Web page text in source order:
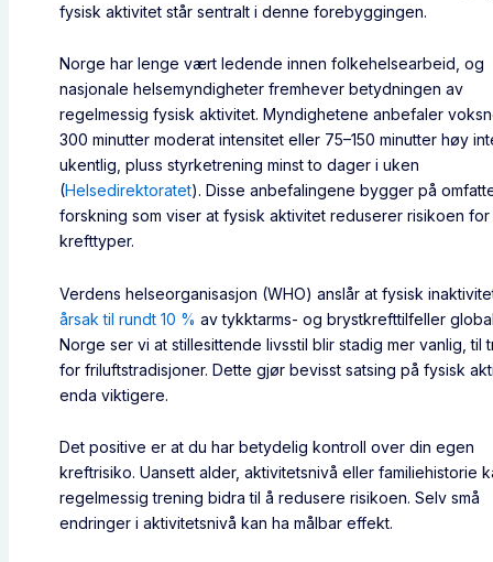
fysisk aktivitet står sentralt i denne forebyggingen.
Norge har lenge vært ledende innen folkehelsearbeid, og
nasjonale helsemyndigheter fremhever betydningen av
regelmessig fysisk aktivitet. Myndighetene anbefaler
300 minutter moderat intensitet eller 75–150 minutter høy
ukentlig, pluss styrketrening minst to dager i uken
(Helsedirektoratet). Disse anbefalingene bygger på
forskning som viser at fysisk aktivitet reduserer risikoen
krefttyper.
Verdens helseorganisasjon (WHO) anslår at fysisk
årsak til rundt 10 % av tykktarms- og brystkrefttilfeller
Norge ser vi at stillesittende livsstil blir stadig mer vanlig, til
for friluftstradisjoner. Dette gjør bevisst satsing på fysisk
enda viktigere.
Det positive er at du har betydelig kontroll over din egen
kreftrisiko. Uansett alder, aktivitetsnivå eller familiehistorie
regelmessig trening bidra til å redusere risikoen. Selv små
endringer i aktivitetsnivå kan ha målbar effekt.